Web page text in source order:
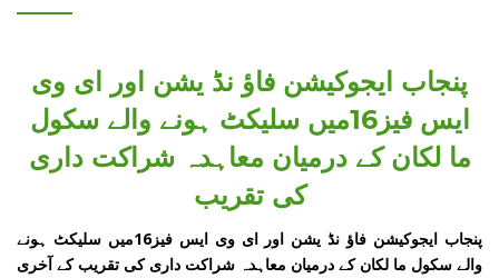
پنجاب ایجوکیشن فاؤ نڈ یشن اور ای وی
ایس فیز16میں سلیکٹ ہونے والے سکول
ما لکان کے درمیان معاہدہ شراکت داری
کی تقریب
پنجاب ایجوکیشن فاؤ نڈ یشن اور ای وی ایس فیز16میں سلیکٹ ہونے
والے سکول ما لکان کے درمیان معاہدہ شراکت داری کی تقریب کے آخری